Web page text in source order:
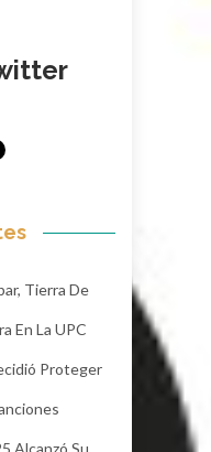
Tierra De
En La UPC
Proteger
Alcanzó Su